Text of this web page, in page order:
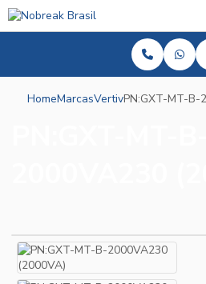
HomeMarcasVertivPN:GXT-MT-B-